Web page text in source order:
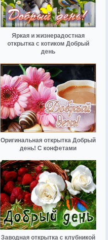
Яркая и жизнерадостная
открытка с котиком Добрый
день
Оригинальная открытка Добрый
день! С конфетами
Заводная открытка с клубникой